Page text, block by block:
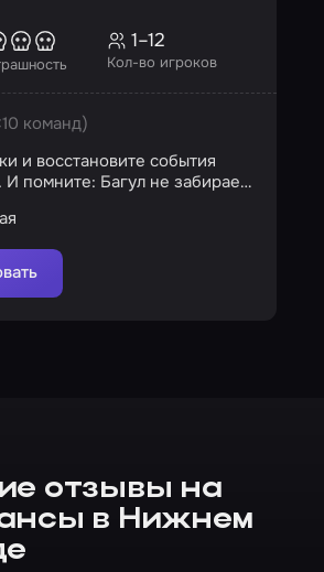
Кол-во игроков
1–12
команд)
и восстановите события
И помните: Багул не забирает
отзывы на
в Нижнем